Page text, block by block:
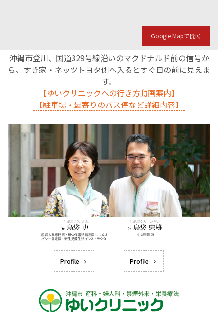
Google Mapで開く
沖縄市登川、国道329号線沿いのマクドナルド前の信号か
ら、すき家・ネッツトヨタ側へ入るとすぐ目の前に見えま
す。
【ゆいクリニックへの行き方動画案内】
【駐車場・最寄りのバス停など詳細内容】
Profile Profile